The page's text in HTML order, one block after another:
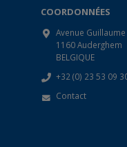
COORDONNÉES
Avenue
1160 Auderghem
BELGIQUE
+32 (0) 23 53 09
Contact